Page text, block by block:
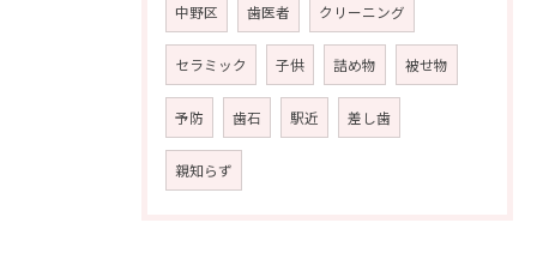
中野区 歯医者 クリーニング
セラミック 子供 詰め物 被せ物
予防 歯石 駅近 差し歯
親知らず